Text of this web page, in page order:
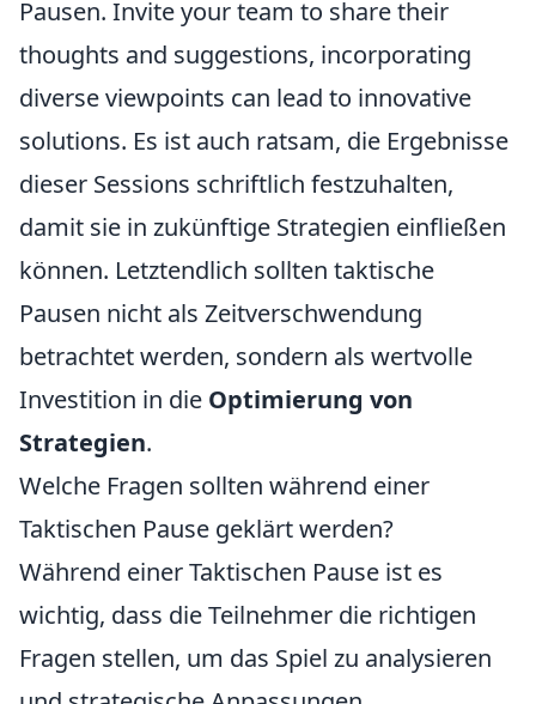
Pausen. Invite your team to share their
thoughts and suggestions, incorporating
diverse viewpoints can lead to innovative
solutions. Es ist auch ratsam, die Ergebnisse
dieser Sessions schriftlich festzuhalten,
damit sie in zukünftige Strategien einfließen
können. Letztendlich sollten taktische
Pausen nicht als Zeitverschwendung
betrachtet werden, sondern als wertvolle
Investition in die Optimierung von
Strategien.
Welche Fragen sollten während einer
Taktischen Pause geklärt werden?
Während einer Taktischen Pause ist es
wichtig, dass die Teilnehmer die richtigen
Fragen stellen, um das Spiel zu analysieren